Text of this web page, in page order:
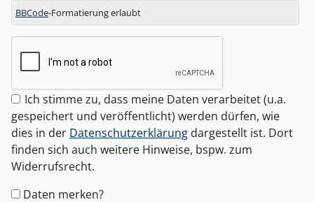
BBCode-Formatierung erlaubt
Ich stimme zu, dass meine Daten verarbeitet (u.a.
gespeichert und veröffentlicht) werden dürfen, wie
dies in der Datenschutzerklärung dargestellt ist. Dort
finden sich auch weitere Hinweise, bspw. zum
Widerrufsrecht.
Formular-
Daten merken?